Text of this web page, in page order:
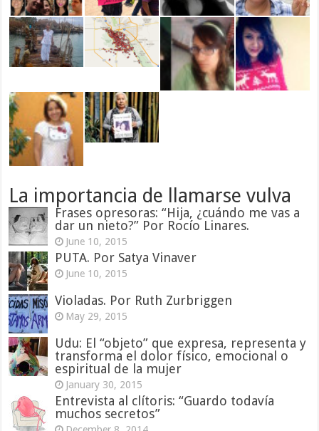
La importancia de llamarse vulva
Frases opresoras: “Hija, ¿cuándo me vas a
dar un nieto?” Por Rocío Linares.
June 10, 2015
PUTA. Por Satya Vinaver
June 10, 2015
Violadas. Por Ruth Zurbriggen
May 29, 2015
Udu: El “objeto” que expresa, representa y
transforma el dolor físico, emocional o
espiritual de la mujer
January 30, 2015
Entrevista al clítoris: “Guardo todavía
muchos secretos”